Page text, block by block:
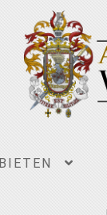
BIETEN